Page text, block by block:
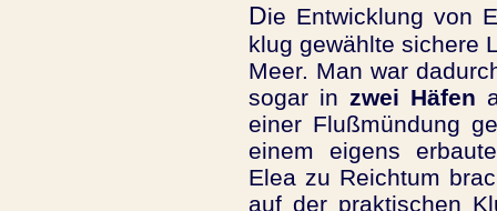
Die Entwicklung von
klug gewählte sichere
Meer. Man war
sogar in zwei Häfen
einer Flußmündung
einem eigens
Elea zu Reichtum
auf der praktischen